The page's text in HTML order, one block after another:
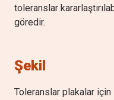
toleranslar
göredir.
Şekil
Toleranslar plakalar